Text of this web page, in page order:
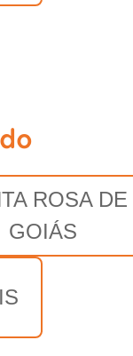
ROSA DE
GOIÁS